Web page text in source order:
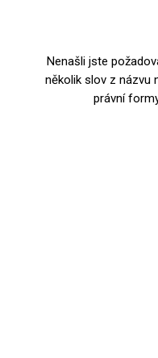
Nenašli jste
několik slov z názvu
právní